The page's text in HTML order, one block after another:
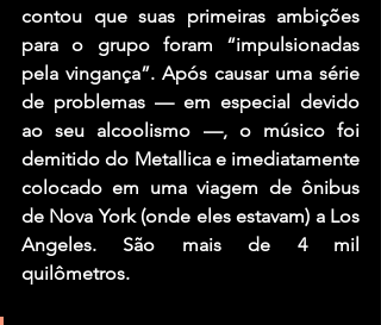
contou que suas primeiras ambições
para o grupo foram “impulsionadas
pela vingança”. Após causar uma série
de problemas — em especial devido
ao seu alcoolismo —, o músico foi
demitido do Metallica e imediatamente
colocado em uma viagem de ônibus
de Nova York (onde eles estavam) a Los
Angeles. São mais de 4 mil
quilômetros.